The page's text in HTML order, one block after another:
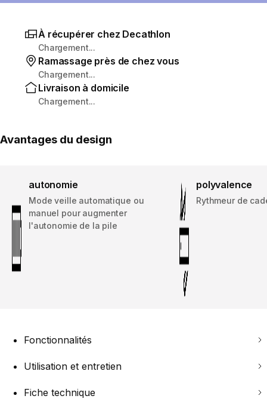
À récupérer chez Decathlon
Chargement...
Ramassage près de chez vous
Chargement...
Livraison à domicile
Chargement...
Avantages du design
autonomie
Mode veille automatique ou
manuel pour augmenter
l'autonomie de la pile
polyvalence
Rythmeur de
Fonctionnalités
Utilisation et entretien
Fiche technique